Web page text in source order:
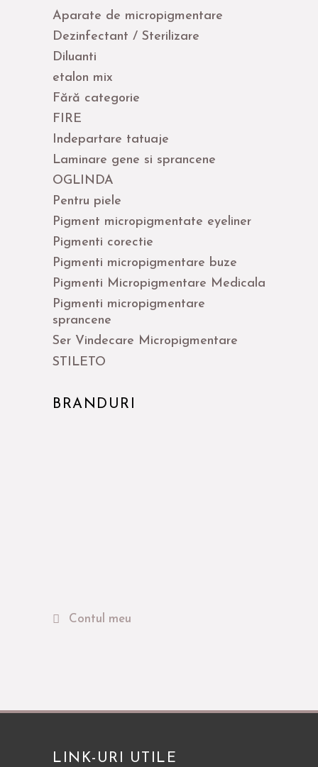
Aparate de micropigmentare
Dezinfectant / Sterilizare
Diluanti
etalon mix
Fără categorie
FIRE
Indepartare tatuaje
Laminare gene si sprancene
OGLINDA
Pentru piele
Pigment micropigmentate eyeliner
Pigmenti corectie
Pigmenti micropigmentare buze
Pigmenti Micropigmentare Medicala
Pigmenti micropigmentare
sprancene
Ser Vindecare Micropigmentare
STILETO
BRANDURI
Contul meu
LINK-URI UTILE